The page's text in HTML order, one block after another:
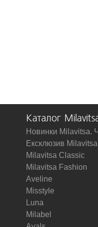
Каталог
Новинки Milavitsa.
Ексклюзив Milavitsa
Milavitsa Classic
Milavitsa Fashion
Aveline
Misstyle
Luna
Milabel